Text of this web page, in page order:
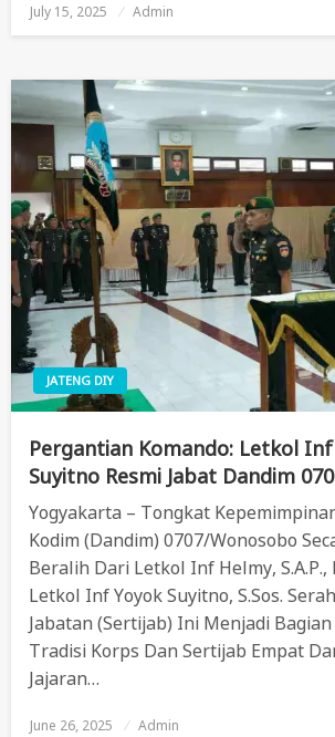
Posted
On
July 15, 2025 Admin
JATENG DIY
Pergantian Komando: Letkol
Suyitno Resmi Jabat Dandim
Yogyakarta – Tongkat
Kodim (Dandim) 0707/Wonosobo
Beralih Dari Letkol Inf Helmy, S.A.P.,
Letkol Inf Yoyok Suyitno, S.Sos.
Jabatan (sertijab) Ini Menjadi
Tradisi Korps Dan Sertijab Empat
Jajaran…
Posted
June 26, 2025 Admin